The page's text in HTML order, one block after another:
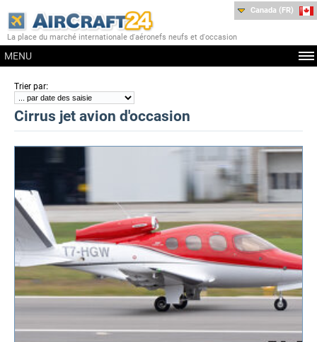
La place du marché internationale d'aéronefs neufs et d'occasion
MENU
Canada (FR)
Trier par:
Cirrus jet avion d'occasion